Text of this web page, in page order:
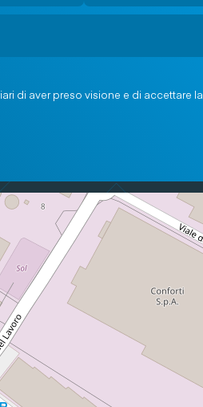
di aver preso visione e di accettare la